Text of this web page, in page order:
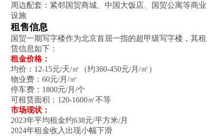
周边配套：紧邻国贸商城、中国大饭店、国贸公寓等商业
设施‌
租售信息
国贸一期写字楼作为北京首屈一指的超甲级写字楼，其租
赁信息如下：
租金价格‌：
均价：12-15元/天/㎡（约360-450元/月/㎡）
物业费：60元/月/㎡
停车费：1800元/月/个
可租赁面积：120-1600㎡不等‌
市场现状‌：
2023年平均租金约638元/平方米/月
2024年租金收入出现小幅下滑